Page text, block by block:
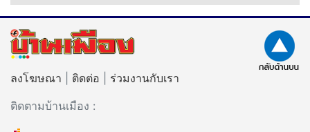
ลงโฆษณา ติดต่อ
ร่วมงานกับเรา
ติดตามบ้านเมือง :